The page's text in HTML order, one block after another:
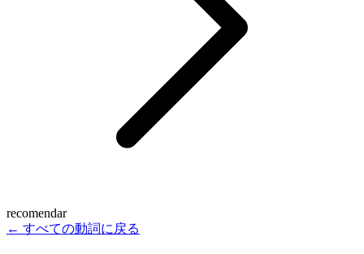
recomendar
← すべての動詞に戻る